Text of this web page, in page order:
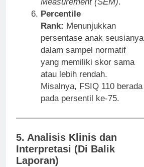
Percentile
Rank: Menunjukkan
persentase anak seusianya
dalam sampel normatif
yang memiliki skor sama
atau lebih rendah.
Misalnya, FSIQ 110 berada
pada persentil ke-75.
5. Analisis Klinis dan
Interpretasi (Di Balik
Laporan)